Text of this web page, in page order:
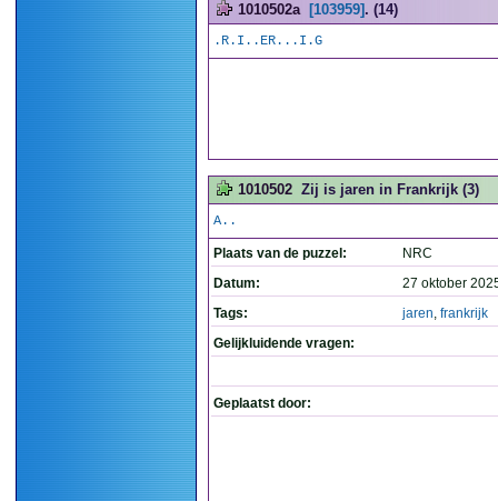
1010502a [103959] . (14)
.R.I..ER...I.G
1010502 Zij is jaren in Frankrijk (3)
A..
Plaats van de puzzel:
NRC
Datum:
27 oktober
Tags:
jaren, frankrijk
Gelijkluidende vragen:
Geplaatst door: